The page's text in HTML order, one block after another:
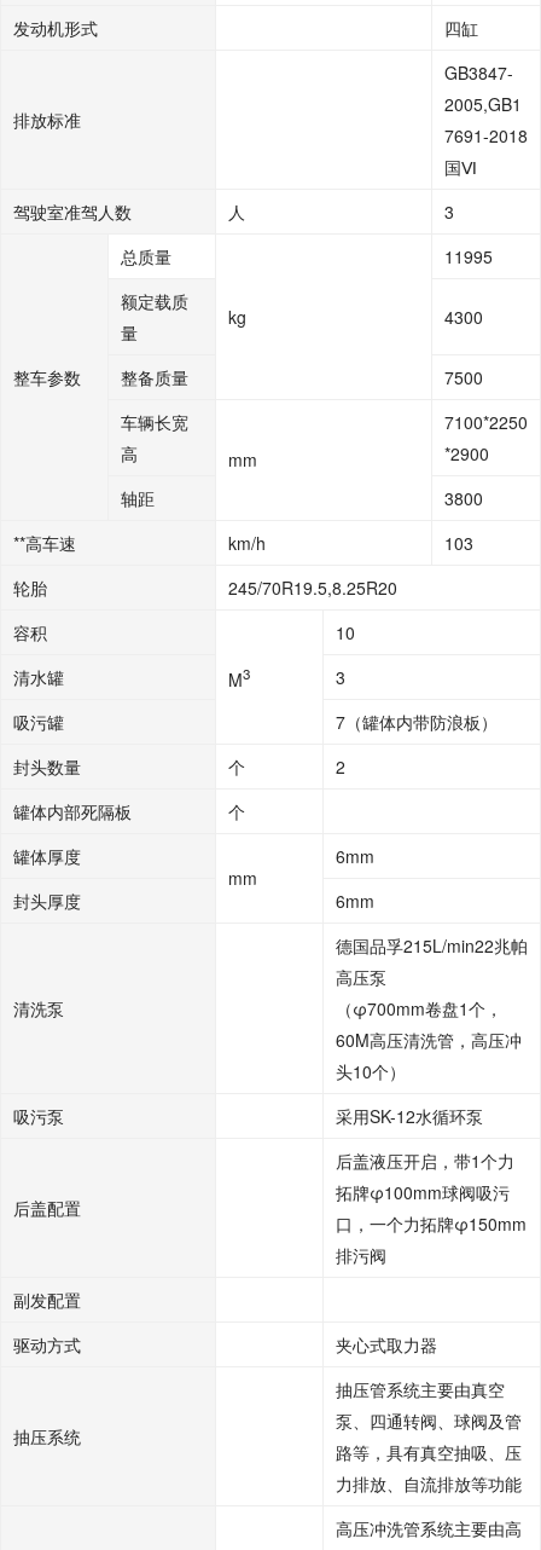
发动机形式
四缸
排放标准
GB3847-
2005,GB1
7691-2018
国Ⅵ
驾驶室准驾人数
人 3
整车参数
总质量
kg
11995
额定载质
量
4300
整备质量
7500
车辆长宽
高
mm
7100*2250
*2900
轴距
3800
**高车速
km/h
103
轮胎
245/70R19.5,8.25R20
容积
M3
10
清水罐
3
吸污罐
7（罐体内带防浪板）
封头数量
个
2
罐体内部死隔板
个
罐体厚度
mm
6mm
封头厚度
6mm
清洗泵
德国品孚215L/min22兆帕
高压泵
（φ700mm卷盘1个，
60M高压清洗管，高压冲
头10个）
吸污泵
采用SK-12水循环泵
后盖配置
后盖液压开启，带1个力
拓牌φ100mm球阀吸污
口，一个力拓牌φ150mm
排污阀
副发配置
驱动方式
夹心式取力器
抽压系统
抽压管系统主要由真空
泵、四通转阀、球阀及管
路等，具有真空抽吸、压
力排放、自流排放等功能
高压冲洗管系统主要由高